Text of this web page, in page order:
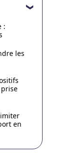
:
les
prise
en